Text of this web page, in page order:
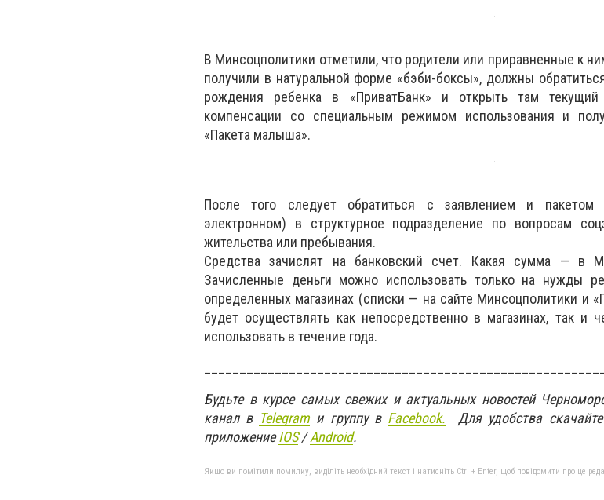
В Минсоцполитики отметили, что родители или приравненные к
получили в натуральной форме «бэби-боксы», должны
рождения ребенка в «ПриватБанк» и открыть там
компенсации со специальным режимом использования и
«Пакета малыша».
После того следует обратиться с заявлением и
электронном) в структурное подразделение по вопросам
жительства или пребывания.
Средства зачислят на банковский счет. Какая сумма — в
Зачисленные деньги можно использовать только на нужды
определенных магазинах (списки — на сайте Минсоцполитики и
будет осуществлять как непосредственно в магазинах, так и
использовать в течение года.
Будьте в курсе самых свежих и актуальных новостей
канал в Telegram и группу в Facebook. Для удобства
приложениеIOS/Android.
Якщо ви помітили помилку, виділіть необхідний текст і натисніть Ctrl + Enter, щоб повідомити про це